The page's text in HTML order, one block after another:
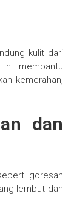
kulit dari
membantu
kemerahan,
dan
goresan
lembut dan